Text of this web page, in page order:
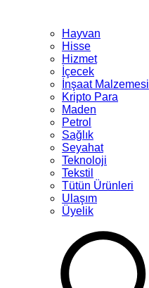
Hayvan
Hisse
Hizmet
İçecek
İnşaat Malzemesi
Kripto Para
Maden
Petrol
Sağlık
Seyahat
Teknoloji
Tekstil
Tütün Ürünleri
Ulaşım
Üyelik